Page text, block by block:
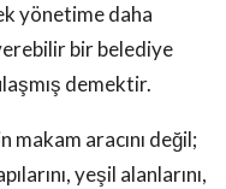
yönetime daha
bir belediye
demektir.
aracını değil;
yeşil alanlarını,